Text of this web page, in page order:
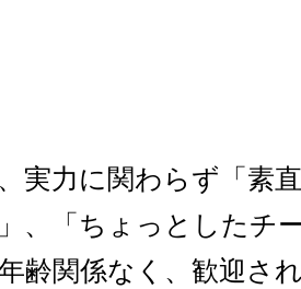
実力に関わらず「素
、「ちょっとしたチ
齢関係なく、歓迎さ